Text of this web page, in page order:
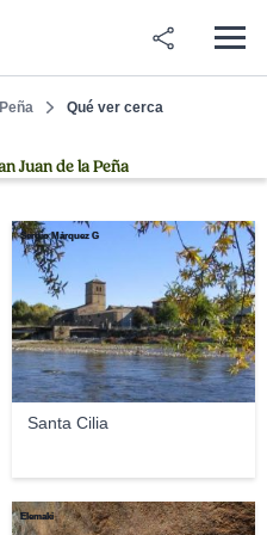
Qué ver cerca
Juan de la Peña
Santa Cilia
Sergio Márquez G
Elemaki